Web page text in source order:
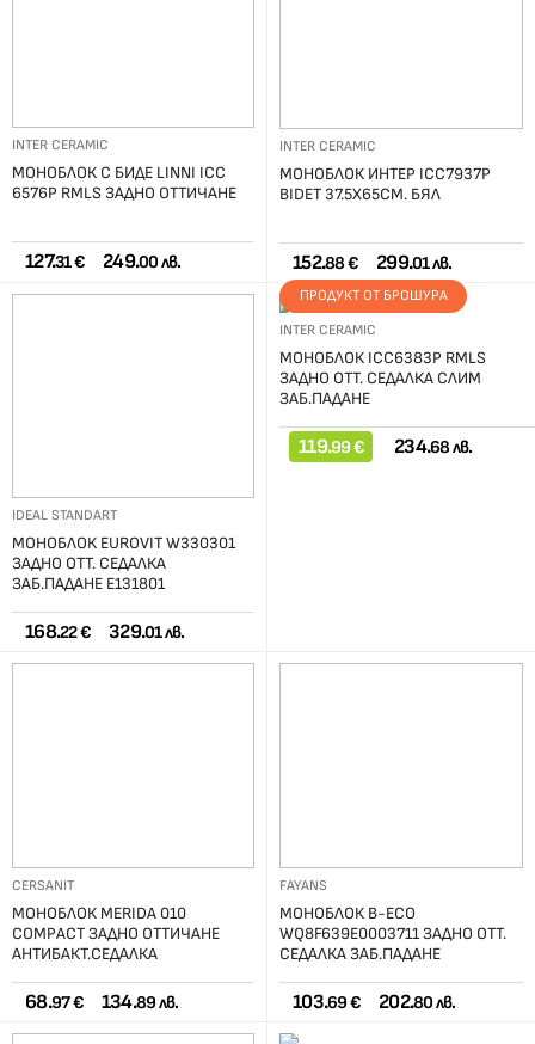
INTER CERAMIC
МОНОБЛОК С БИДЕ LINNI ICC
6576P RMLS ЗАДНО ОТТИЧАНЕ
127.31 € 249.00 лв.
INTER CERAMIC
МОНОБЛОК ИНТЕР ICC7937P
BIDET 37.5X65СМ. БЯЛ
152.88 € 299.01 лв.
IDEAL STANDART
МОНОБЛОК EUROVIT W330301
ЗАДНО ОТТ. СЕДАЛКА
ЗАБ.ПАДАНЕ E131801
168.22 € 329.01 лв.
ПРОДУКТ ОТ БРОШУРА
INTER CERAMIC
МОНОБЛОК ICC6383P RMLS
ЗАДНО ОТТ. СЕДАЛКА СЛИМ
ЗАБ.ПАДАНЕ
119.99 € 234.68 лв.
CERSANIT
МОНОБЛОК MERIDA 010
COMPACT ЗАДНО ОТТИЧАНЕ
АНТИБАКТ.СЕДАЛКА
68.97 € 134.89 лв.
FAYANS
МОНОБЛОК B-ECO
WQ8F639E0003711 ЗАДНО ОТТ.
СЕДАЛКА ЗАБ.ПАДАНЕ
103.69 € 202.80 лв.